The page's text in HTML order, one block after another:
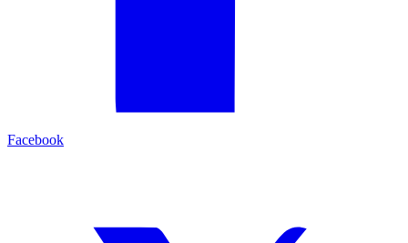
Facebook